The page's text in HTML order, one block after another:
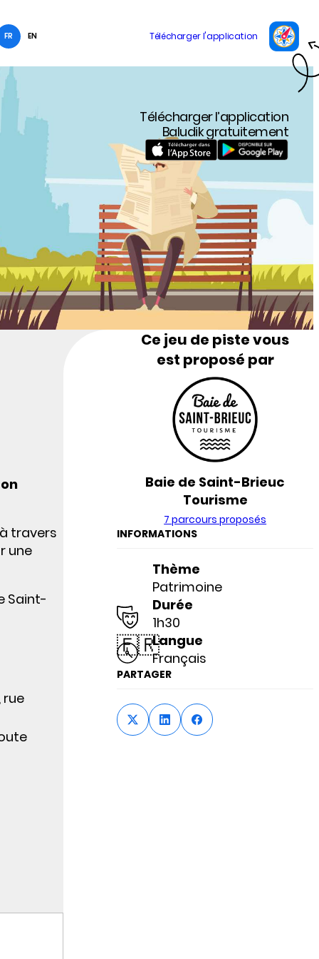
FR EN
Télécharger l’application
Baludik gratuitement
travers
une
Saint-
rue
Ce jeu de piste vous
est proposé par
Baie de Saint-Brieuc
Tourisme
7 parcours proposés
INFORMATIONS
Thème
Patrimoine
Durée
1h30
🇫🇷Langue
Français
PARTAGER